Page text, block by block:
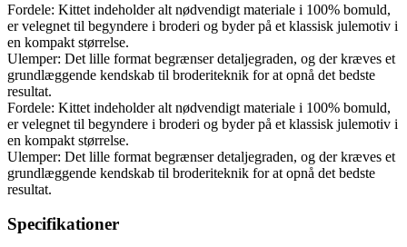
Fordele: Kittet indeholder alt nødvendigt materiale i 100% bomuld,
er velegnet til begyndere i broderi og byder på et klassisk julemotiv i
en kompakt størrelse.
Ulemper: Det lille format begrænser detaljegraden, og der kræves et
grundlæggende kendskab til broderiteknik for at opnå det bedste
resultat.
Fordele: Kittet indeholder alt nødvendigt materiale i 100% bomuld,
er velegnet til begyndere i broderi og byder på et klassisk julemotiv i
en kompakt størrelse.
Ulemper: Det lille format begrænser detaljegraden, og der kræves et
grundlæggende kendskab til broderiteknik for at opnå det bedste
resultat.
Specifikationer